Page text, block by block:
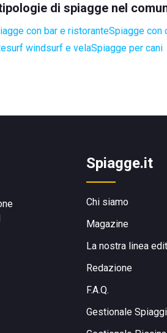
di spiagge nel
con bar e ristoranteSpiagge con
windsurf e velaSpiagge per cani
Spiagge.it
Chi siamo
Magazine
La nostra linea
Redazione
F.A.Q.
Gestionale